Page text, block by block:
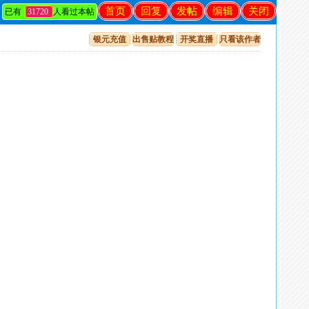
关闭
编辑
发帖
回复
首页
已有 31720 人看过本帖
银元充值 出售贴教程 开奖直播 只看该作者